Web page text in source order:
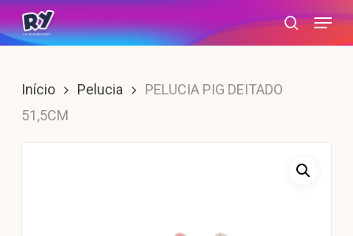
Skip
to
content
search
Menu
Início Pelucia
PELUCIA PIG DEITADO
51,5CM